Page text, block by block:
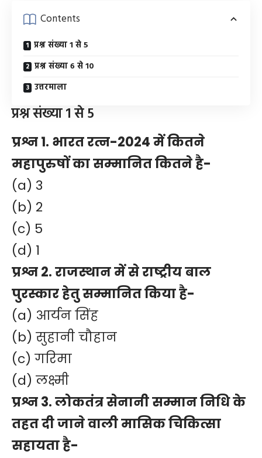
Contents
प्रश्न संख्या 1 से 5
प्रश्न संख्या 6 से 10
उत्तरमाला
प्रश्न संख्या 1 से 5
प्रश्न 1. भारत रत्न-2024 में कितने
महापुरुषों का सम्मानित कितने है-
(a) 3
(b) 2
(c) 5
(d) 1
प्रश्न 2. राजस्थान में से राष्ट्रीय बाल
पुरस्कार हेतु सम्मानित किया है-
(a) आर्यन सिंह
(b) सुहानी चौहान
(c) गरिमा
(d) लक्ष्मी
प्रश्न 3. लोकतंत्र सेनानी सम्मान निधि के
तहत दी जाने वाली मासिक चिकित्सा
सहायता है-